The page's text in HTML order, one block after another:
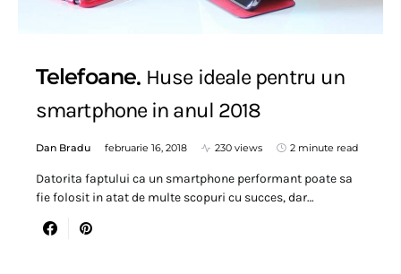
Telefoane Huse ideale pentru un
smartphone in anul 2018
Dan Bradu februarie 16, 2018 230 views 2 minute read
Datorita faptului ca un smartphone performant poate sa
fie folosit in atat de multe scopuri cu succes, dar…